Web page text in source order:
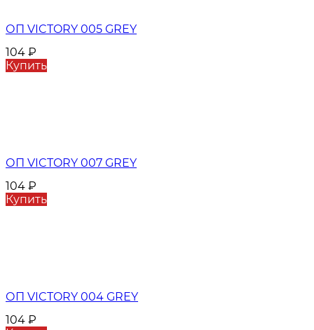
ОП VICTORY 005 GREY
104 ₽
Купить
ОП VICTORY 007 GREY
104 ₽
Купить
ОП VICTORY 004 GREY
104 ₽